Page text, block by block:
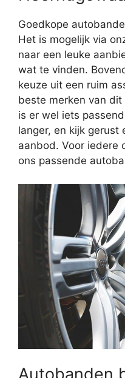
Goedkope
Het is mogelijk via
naar een leuke
wat te vinden.
keuze uit een ruim
beste merken van
is er wel iets
langer, en kijk gerust
aanbod. Voor iedere
ons passende
Autobanden